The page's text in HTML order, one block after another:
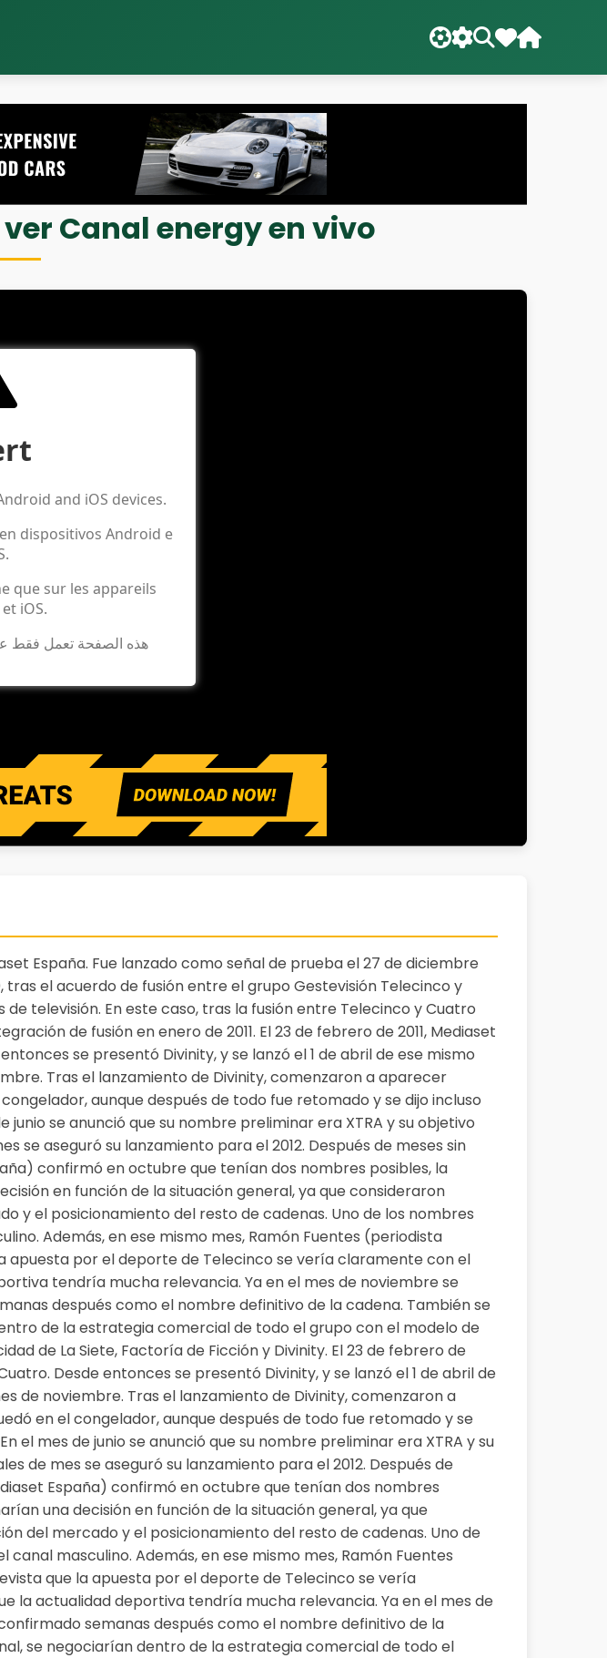
Canal energy en vivo
España. Fue lanzado como señal de prueba el 27 de diciembre
tras el acuerdo de fusión entre el grupo Gestevisión Telecinco y
de televisión. En este caso, tras la fusión entre Telecinco y Cuatro
de fusión en enero de 2011. El 23 de febrero de 2011, Mediaset
se presentó Divinity, y se lanzó el 1 de abril de ese mismo
Tras el lanzamiento de Divinity, comenzaron a aparecer
aunque después de todo fue retomado y se dijo incluso
se anunció que su nombre preliminar era XTRA y su objetivo
aseguró su lanzamiento para el 2012. Después de meses sin
confirmó en octubre que tenían dos nombres posibles, la
en función de la situación general, ya que consideraron
y el posicionamiento del resto de cadenas. Uno de los nombres
Además, en ese mismo mes, Ramón Fuentes (periodista
por el deporte de Telecinco se vería claramente con el
tendría mucha relevancia. Ya en el mes de noviembre se
después como el nombre definitivo de la cadena. También se
de la estrategia comercial de todo el grupo con el modelo de
de La Siete, Factoría de Ficción y Divinity. El 23 de febrero de
Desde entonces se presentó Divinity, y se lanzó el 1 de abril de
de noviembre. Tras el lanzamiento de Divinity, comenzaron a
en el congelador, aunque después de todo fue retomado y se
el mes de junio se anunció que su nombre preliminar era XTRA y su
de mes se aseguró su lanzamiento para el 2012. Después de
España) confirmó en octubre que tenían dos nombres
una decisión en función de la situación general, ya que
del mercado y el posicionamiento del resto de cadenas. Uno de
masculino. Además, en ese mismo mes, Ramón Fuentes
que la apuesta por el deporte de Telecinco se vería
la actualidad deportiva tendría mucha relevancia. Ya en el mes de
semanas después como el nombre definitivo de la
se negociarían dentro de la estrategia comercial de todo el